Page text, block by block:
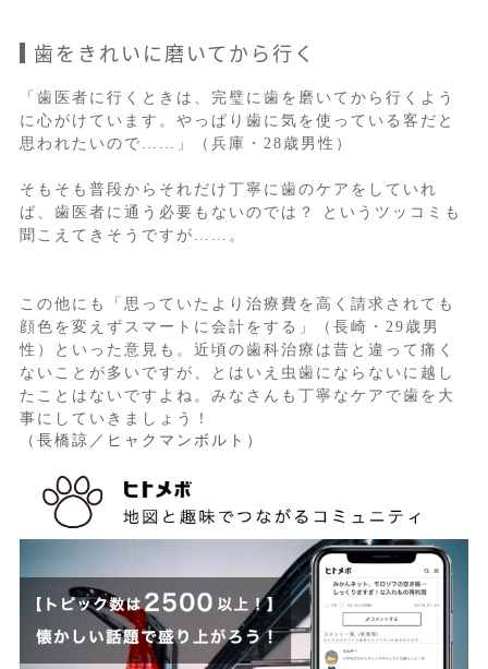
歯をきれいに磨いてから行く
「歯医者に行くときは、完璧に歯を磨いてから行くよう
に心がけています。やっぱり歯に気を使っている客だと
思われたいので……」（兵庫・28歳男性）
そもそも普段からそれだけ丁寧に歯のケアをしていれ
ば、歯医者に通う必要もないのでは？ というツッコミも
聞こえてきそうですが……。
この他にも「思っていたより治療費を高く請求されても
顔色を変えずスマートに会計をする」（長崎・29歳男
性）といった意見も。近頃の歯科治療は昔と違って痛く
ないことが多いですが、とはいえ虫歯にならないに越し
たことはないですよね。みなさんも丁寧なケアで歯を大
事にしていきましょう！
（長橋諒／ヒャクマンボルト）